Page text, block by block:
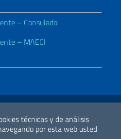
técnicas y de análisis
por esta web usted
– Consulado
– MAECI